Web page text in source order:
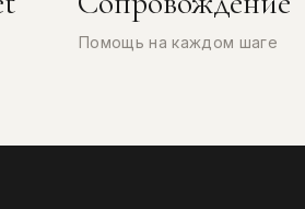
Помощь на каждом шаге